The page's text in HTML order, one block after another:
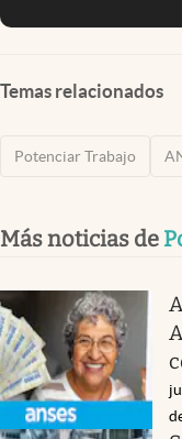
Temas relacionados
Potenciar Trabajo
Más noticias de